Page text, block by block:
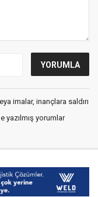
imalar, inançlara saldırı
yazılmış yorumlar